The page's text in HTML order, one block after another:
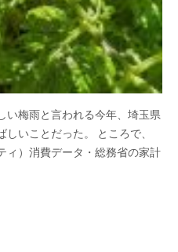
い梅雨と言われる今年、埼玉県
いことだった。 ところで、
ィ）消費データ・総務省の家計